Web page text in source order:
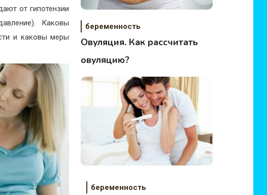
от гипотензии
Каковы
и каковы меры
беременность
Овуляция. Как рассчитать
овуляцию?
беременность